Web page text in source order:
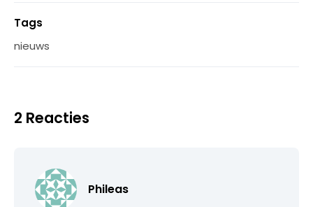
Tags
nieuws
2 Reacties
Phileas